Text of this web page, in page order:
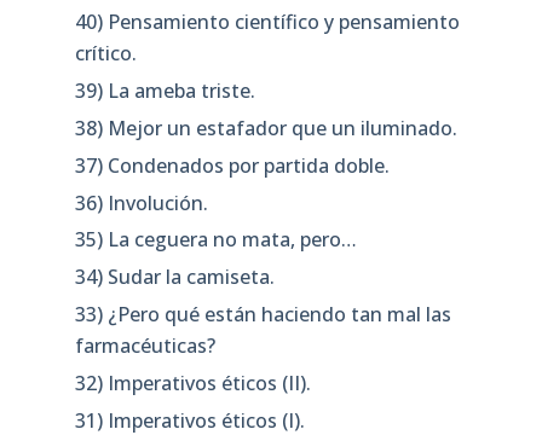
40) Pensamiento científico y pensamiento
crítico.
39) La ameba triste.
38) Mejor un estafador que un iluminado.
37) Condenados por partida doble.
36) Involución.
35) La ceguera no mata, pero…
34) Sudar la camiseta.
33) ¿Pero qué están haciendo tan mal las
farmacéuticas?
32) Imperativos éticos (II).
31) Imperativos éticos (I).